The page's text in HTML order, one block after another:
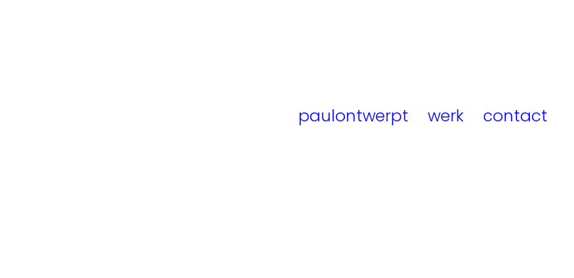
paulontwerpt werk contact